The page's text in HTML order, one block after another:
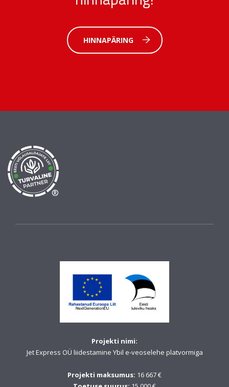
HINNAPÄRING
®
Projekti nimi:
Jet Express OÜ liidestamine Ybil e-veoselehe platvormiga
Projekti maksumus: 16 667 €